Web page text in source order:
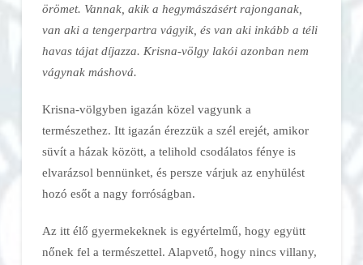
örömet. Vannak, akik a hegymászásért rajonganak,
van aki a tengerpartra vágyik, és van aki inkább a téli
havas tájat díjazza. Krisna-völgy lakói azonban nem
vágynak máshová.
Krisna-völgyben igazán közel vagyunk a
természethez. Itt igazán érezzük a szél erejét, amikor
süvít a házak között, a telihold csodálatos fénye is
elvarázsol bennünket, és persze várjuk az enyhülést
hozó esőt a nagy forróságban.
Az itt élő gyermekeknek is egyértelmű, hogy együtt
nőnek fel a természettel. Alapvető, hogy nincs villany,